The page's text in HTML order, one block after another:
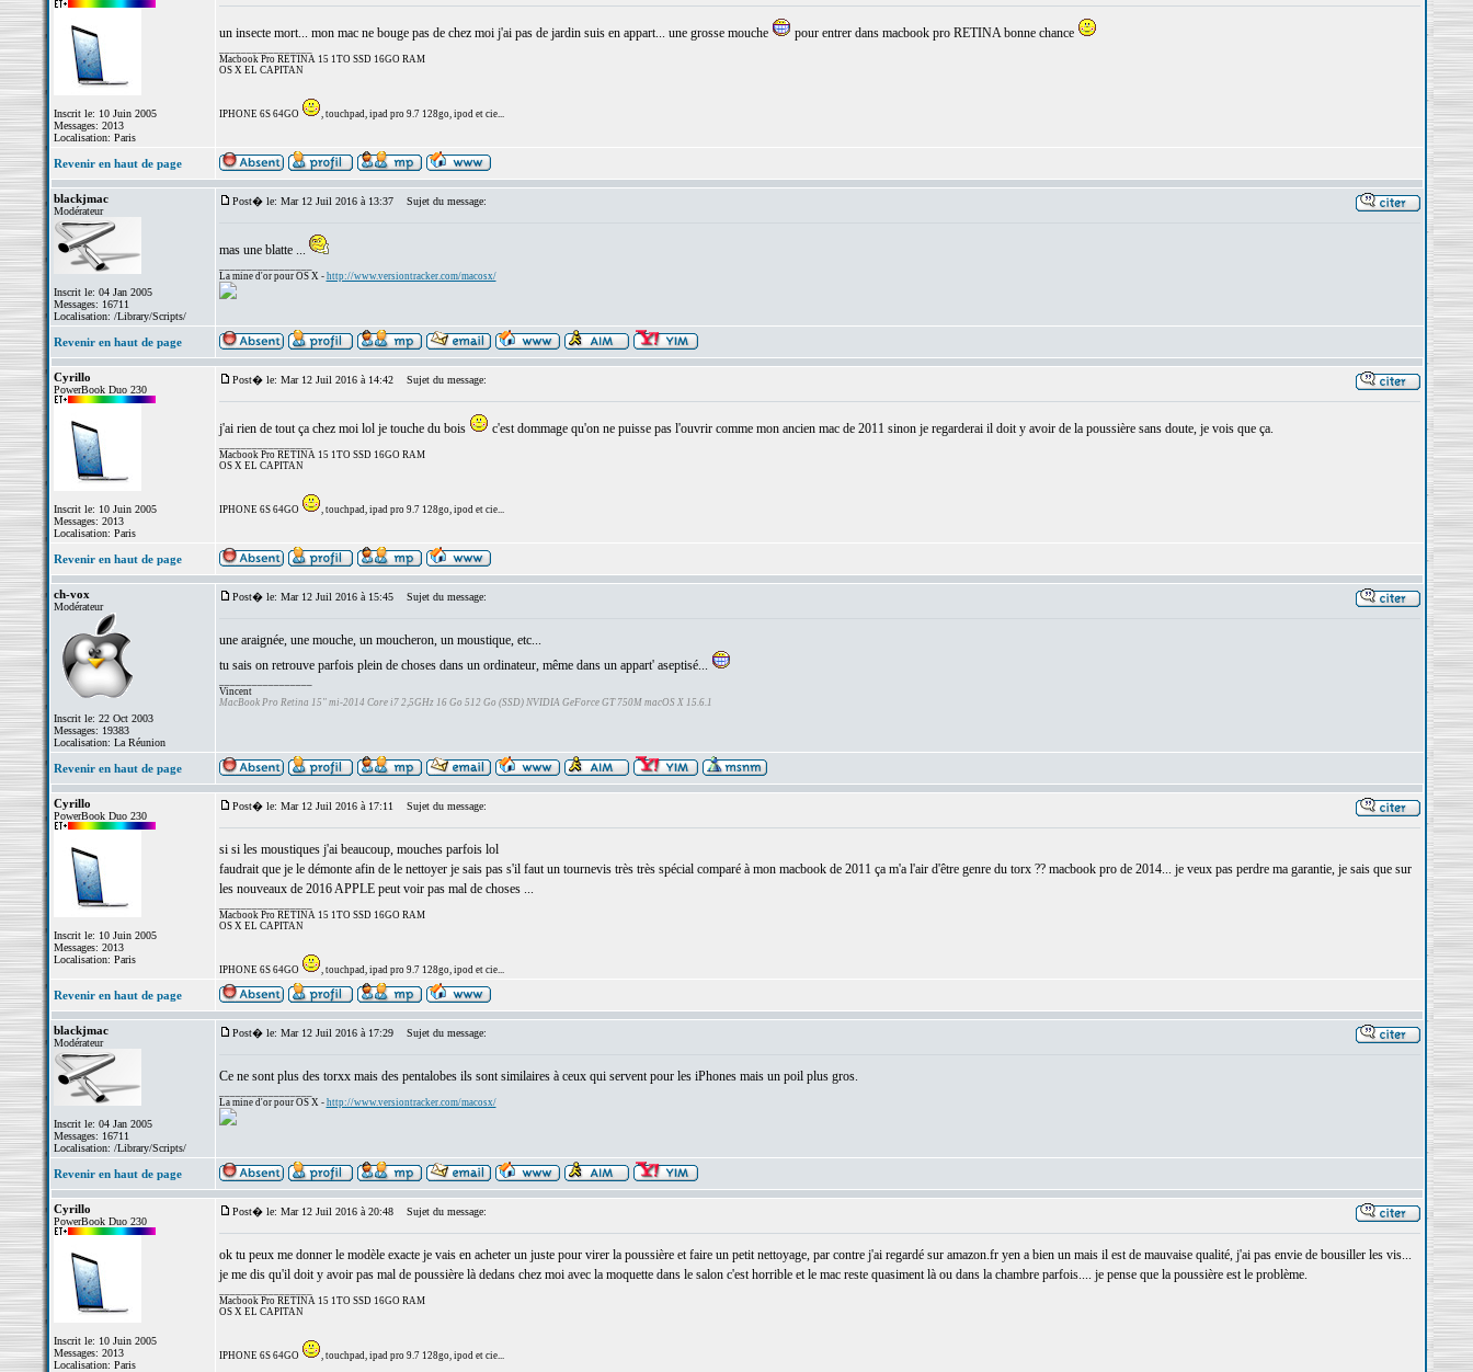
Inscrit le: 10 Juin 2005
Messages: 2013
Localisation: Paris
un insecte mort... mon mac ne bouge pas de chez moi j'ai pas de jardin suis en appart... une grosse mouche pour entrer dans macbook pro RETINA bonne chance
Macbook Pro RETINA 15 1TO SSD 16GO RAM
OS X EL CAPITAN
IPHONE 6S 64GO , touchpad, ipad pro 9.7 128go, ipod et cie...
Revenir en haut de page
blackjmac
Modérateur
Inscrit le: 04 Jan 2005
Messages: 16711
Localisation: /Library/Scripts/
Post� le: Mar 12 Juil 2016 à 13:37 Sujet du message:
mas une blatte ...
La mine d'or pour OS X - http://www.versiontracker.com/macosx/
Revenir en haut de page
Cyrillo
PowerBook Duo 230
Inscrit le: 10 Juin 2005
Messages: 2013
Localisation: Paris
Post� le: Mar 12 Juil 2016 à 14:42 Sujet du message:
j'ai rien de tout ça chez moi lol je touche du bois c'est dommage qu'on ne puisse pas l'ouvrir comme mon ancien mac de 2011 sinon je regarderai il doit y avoir de la poussière sans doute, je vois que ça.
Macbook Pro RETINA 15 1TO SSD 16GO RAM
OS X EL CAPITAN
IPHONE 6S 64GO , touchpad, ipad pro 9.7 128go, ipod et cie...
Revenir en haut de page
ch-vox
Modérateur
Inscrit le: 22 Oct 2003
Messages: 19383
Localisation: La Réunion
Post� le: Mar 12 Juil 2016 à 15:45 Sujet du message:
une araignée, une mouche, un moucheron, un moustique, etc...
tu sais on retrouve parfois plein de choses dans un ordinateur, même dans un appart' aseptisé...
Vincent
MacBook Pro Retina 15" mi-2014 Core i7 2,5GHz 16 Go 512 Go (SSD) NVIDIA GeForce GT 750M macOS X 15.6.1
Revenir en haut de page
Cyrillo
PowerBook Duo 230
Inscrit le: 10 Juin 2005
Messages: 2013
Localisation: Paris
Post� le: Mar 12 Juil 2016 à 17:11 Sujet du message:
si si les moustiques j'ai beaucoup, mouches parfois lol
faudrait que je le démonte afin de le nettoyer je sais pas s'il faut un tournevis très très spécial comparé à mon macbook de 2011 ça m'a l'air d'être genre du torx ?? macbook pro de 2014... je veux pas perdre ma garantie, je sais que sur
les nouveaux de 2016 APPLE peut voir pas mal de choses ...
Macbook Pro RETINA 15 1TO SSD 16GO RAM
OS X EL CAPITAN
IPHONE 6S 64GO , touchpad, ipad pro 9.7 128go, ipod et cie...
Revenir en haut de page
blackjmac
Modérateur
Inscrit le: 04 Jan 2005
Messages: 16711
Localisation: /Library/Scripts/
Post� le: Mar 12 Juil 2016 à 17:29 Sujet du message:
Ce ne sont plus des torxx mais des pentalobes ils sont similaires à ceux qui servent pour les iPhones mais un poil plus gros.
La mine d'or pour OS X - http://www.versiontracker.com/macosx/
Revenir en haut de page
Cyrillo
PowerBook Duo 230
Inscrit le: 10 Juin 2005
Messages: 2013
Localisation: Paris
Post� le: Mar 12 Juil 2016 à 20:48 Sujet du message:
ok tu peux me donner le modèle exacte je vais en acheter un juste pour virer la poussière et faire un petit nettoyage, par contre j'ai regardé sur amazon.fr yen a bien un mais il est de mauvaise qualité, j'ai pas envie de bousiller les vis...
je me dis qu'il doit y avoir pas mal de poussière là dedans chez moi avec la moquette dans le salon c'est horrible et le mac reste quasiment là ou dans la chambre parfois.... je pense que la poussière est le problème.
Macbook Pro RETINA 15 1TO SSD 16GO RAM
OS X EL CAPITAN
IPHONE 6S 64GO , touchpad, ipad pro 9.7 128go, ipod et cie...